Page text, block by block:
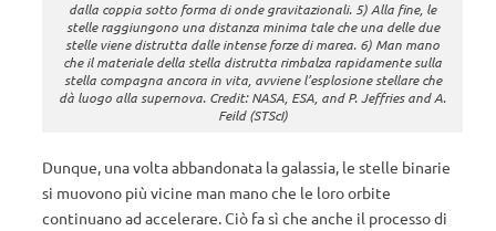
dalla coppia sotto forma di onde gravitazionali. 5) Alla fine, le
stelle raggiungono una distanza minima tale che una delle due
stelle viene distrutta dalle intense forze di marea. 6) Man mano
che il materiale della stella distrutta rimbalza rapidamente sulla
stella compagna ancora in vita, avviene l’esplosione stellare che
dà luogo alla supernova. Credit: NASA, ESA, and P. Jeffries and A.
Feild (STScI)
Dunque, una volta abbandonata la galassia, le stelle binarie
si muovono più vicine man mano che le loro orbite
continuano ad accelerare. Ciò fa sì che anche il processo di